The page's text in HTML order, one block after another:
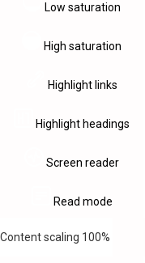
Low saturation
High saturation
Highlight links
Highlight headings
Screen reader
Read mode
Content scaling 100%